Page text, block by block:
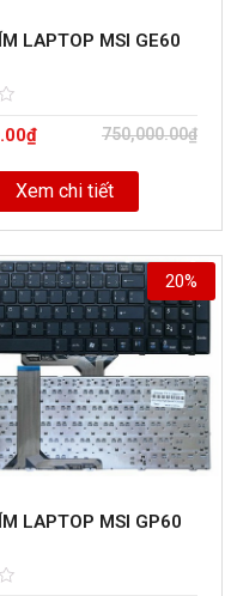
LAPTOP MSI GE60
750,000.00₫
₫
Xem chi tiết
LAPTOP MSI GP60
20%